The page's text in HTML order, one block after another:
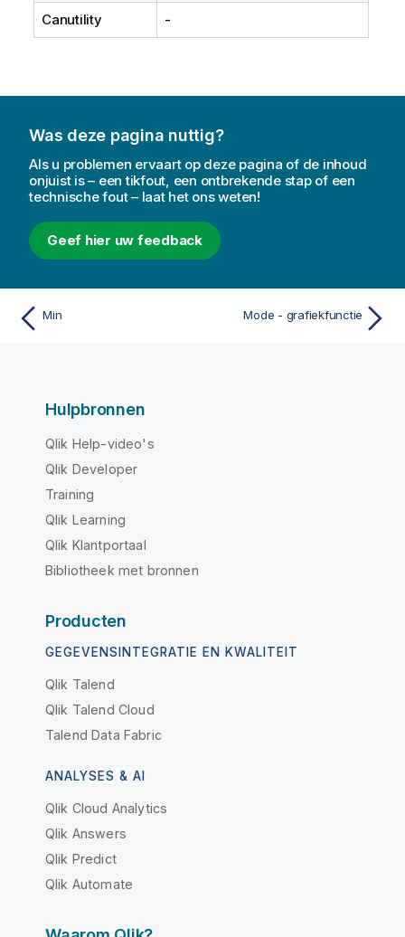
Canutility -
Was deze pagina nuttig?
Als u problemen ervaart op deze pagina of de inhoud
onjuist is – een tikfout, een ontbrekende stap of een
technische fout – laat het ons weten!
Geef hier uw feedback
Min Mode - grafiekfunctie
Hulpbronnen
Qlik Help-video's
Qlik Developer
Training
Qlik Learning
Qlik Klantportaal
Bibliotheek met bronnen
Producten
GEGEVENSINTEGRATIE EN KWALITEIT
Qlik Talend
Qlik Talend Cloud
Talend Data Fabric
ANALYSES & AI
Qlik Cloud Analytics
Qlik Answers
Qlik Predict
Qlik Automate